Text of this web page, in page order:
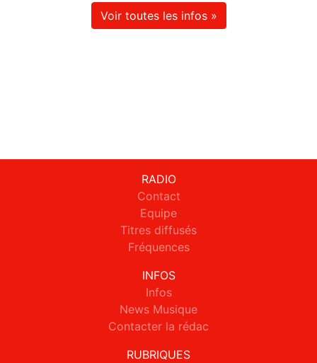
Voir toutes les infos »
RADIO
Contact
Equipe
Titres diffusés
Fréquences
INFOS
Infos
News Musique
Contacter la rédac
RUBRIQUES